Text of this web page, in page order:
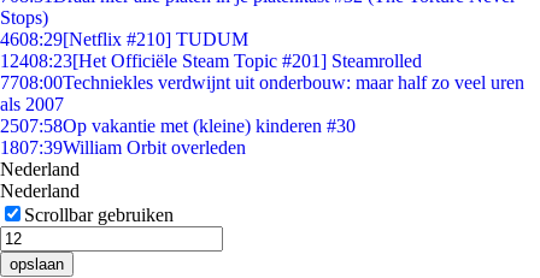
Stops)
4608:29[Netflix #210] TUDUM
12408:23[Het Officiële Steam Topic #201] Steamrolled
7708:00Techniekles verdwijnt uit onderbouw: maar half zo veel uren
als 2007
2507:58Op vakantie met (kleine) kinderen #30
1807:39William Orbit overleden
Nederland
Nederland
Scrollbar gebruiken
opslaan